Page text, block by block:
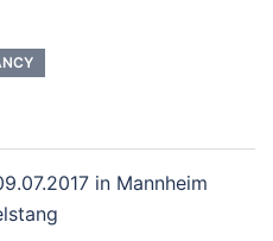
in Mannheim